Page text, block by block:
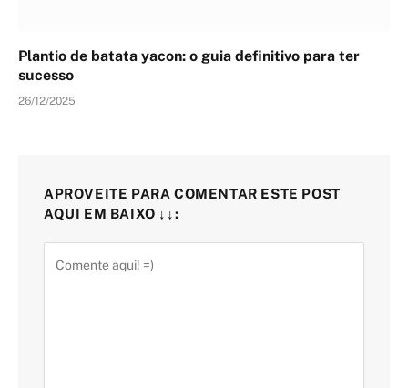
Plantio de batata yacon: o guia definitivo para ter
sucesso
26/12/2025
APROVEITE PARA COMENTAR ESTE POST
AQUI EM BAIXO ↓↓: